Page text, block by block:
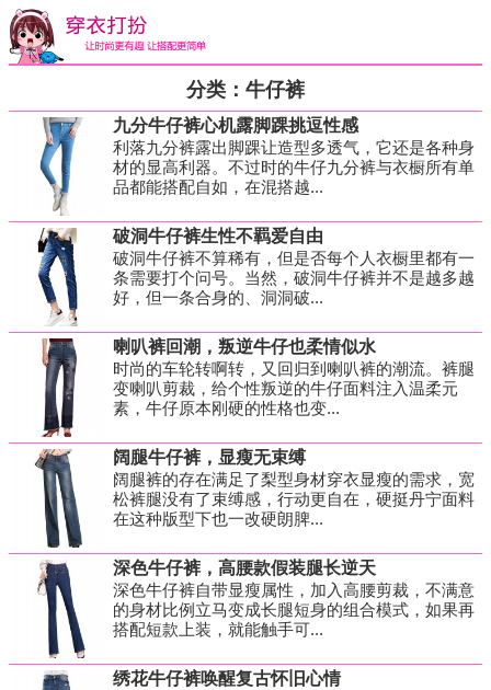
分类：牛仔裤
九分牛仔裤心机露脚踝挑逗性感
利落九分裤露出脚踝让造型多透气，它还是各种身
材的显高利器。不过时的牛仔九分裤与衣橱所有单
品都能搭配自如，在混搭越...
破洞牛仔裤生性不羁爱自由
破洞牛仔裤不算稀有，但是否每个人衣橱里都有一
条需要打个问号。当然，破洞牛仔裤并不是越多越
好，但一条合身的、洞洞破...
喇叭裤回潮，叛逆牛仔也柔情似水
时尚的车轮转啊转，又回归到喇叭裤的潮流。裤腿
变喇叭剪裁，给个性叛逆的牛仔面料注入温柔元
素，牛仔原本刚硬的性格也变...
阔腿牛仔裤，显瘦无束缚
阔腿裤的存在满足了梨型身材穿衣显瘦的需求，宽
松裤腿没有了束缚感，行动更自在，硬挺丹宁面料
在这种版型下也一改硬朗脾...
深色牛仔裤，高腰款假装腿长逆天
深色牛仔裤自带显瘦属性，加入高腰剪裁，不满意
的身材比例立马变成长腿短身的组合模式，如果再
搭配短款上装，就能触手可...
绣花牛仔裤唤醒复古怀旧心情